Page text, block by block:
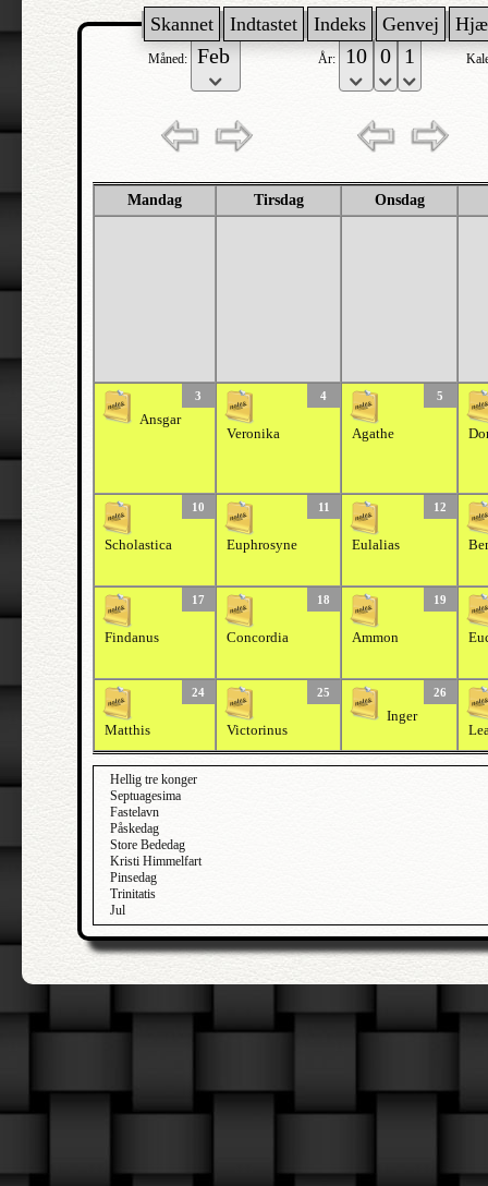
Skannet Indtastet Indeks Genvej
Måned: År:
Mandag Tirsdag Onsdag
3
Ansgar
4
Veronika
5
Agathe
10
Scholastica
11
Euphrosyne
12
Eulalias
17
Findanus
18
Concordia
19
Ammon
24
Matthis
25
Victorinus
26
Inger
Hellig tre konger
Septuagesima
Fastelavn
Påskedag
Store Bededag
Kristi Himmelfart
Pinsedag
Trinitatis
Jul